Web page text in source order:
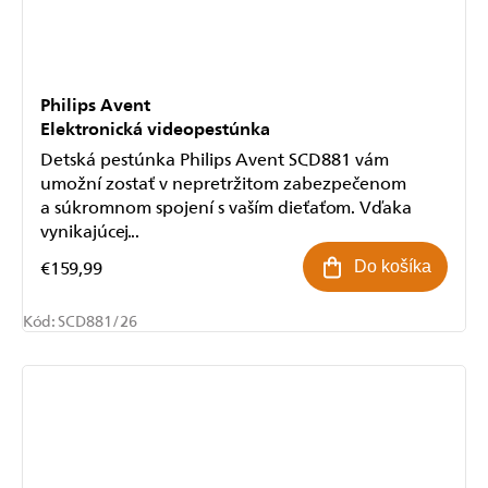
Philips Avent
Elektronická videopestúnka
€159,99 Do košíka
Detská pestúnka Philips Avent SCD881 vám
umožní zostať v nepretržitom zabezpečenom
a súkromnom spojení s vaším dieťaťom. Vďaka
vynikajúcej...
Kód:SCD881/26